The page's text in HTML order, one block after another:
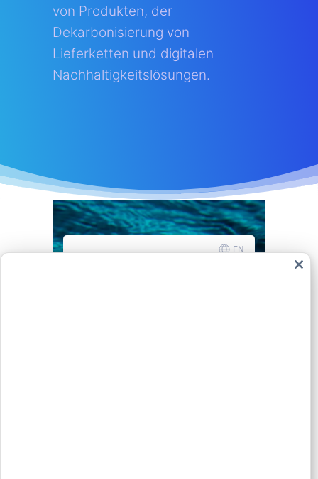
von Produkten, der
Dekarbonisierung von
Lieferketten und digitalen
Nachhaltigkeitslösungen.